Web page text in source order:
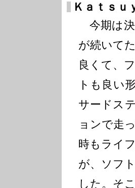
Ｋａｔｓｕ
今期は決
が続いて
良くて、
トも良い
サードス
ョンで走
時もライ
が、ソフ
した。そ